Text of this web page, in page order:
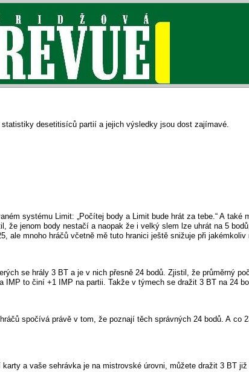
desetitisíců partií a jejich výsledky jsou dost zajímavé.
systému Limit: „Počítej body a Limit bude hrát za tebe.“ A také
že jenom body nestačí a naopak že i velký slem lze uhrát na 5
ale mnoho hráčů včetně mě tuto hranici ještě snižuje při
se hrály 3 BT a je v nich přesně 24 bodů. Zjistil, že průměrný
IMP to činí +1 IMP na partii. Takže v týmech se dražit 3 BT na 24
spočívá právě v tom, že poznají těch správných 24 bodů. A co
a vaše sehrávka je na mistrovské úrovni, můžete dražit 3 BT